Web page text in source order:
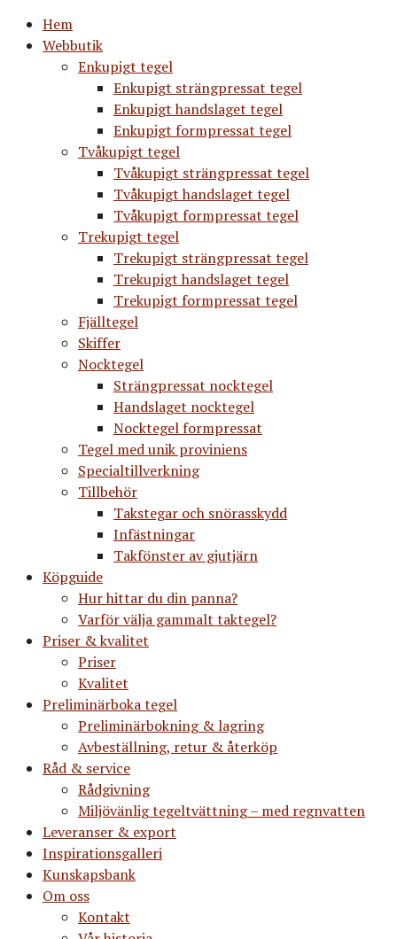
Hem
Webbutik
Enkupigt tegel
Enkupigt strängpressat tegel
Enkupigt handslaget tegel
Enkupigt formpressat tegel
Tvåkupigt tegel
Tvåkupigt strängpressat tegel
Tvåkupigt handslaget tegel
Tvåkupigt formpressat tegel
Trekupigt tegel
Trekupigt strängpressat tegel
Trekupigt handslaget tegel
Trekupigt formpressat tegel
Fjälltegel
Skiffer
Nocktegel
Strängpressat nocktegel
Handslaget nocktegel
Nocktegel formpressat
Tegel med unik proviniens
Specialtillverkning
Tillbehör
Takstegar och snörasskydd
Infästningar
Takfönster av gjutjärn
Köpguide
Hur hittar du din panna?
Varför välja gammalt taktegel?
Priser & kvalitet
Priser
Kvalitet
Preliminärboka tegel
Preliminärbokning & lagring
Avbeställning, retur & återköp
Råd & service
Rådgivning
Miljövänlig tegeltvättning – med regnvatten
Leveranser & export
Inspirationsgalleri
Kunskapsbank
Om oss
Kontakt